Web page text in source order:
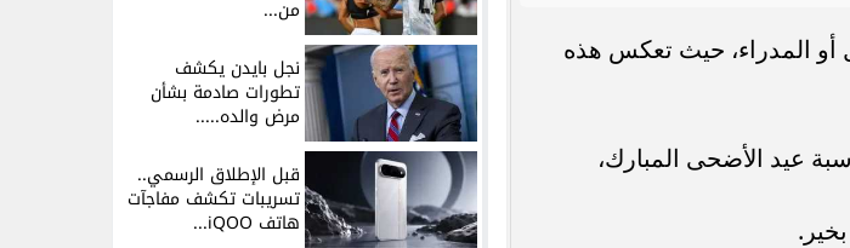
أو المدراء، حيث تعكس هذه
عيد الأضحى المبارك،
من...
نجل بايدن يكشف
تطورات صادمة بشأن
مرض والده.....
قبل الإطلاق الرسمي..
تسريبات تكشف مفاجآت
هاتف iQOO...